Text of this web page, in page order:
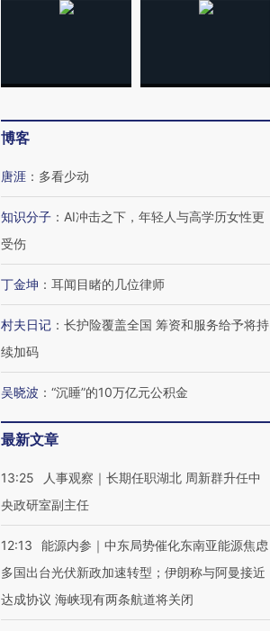
博客
唐涯 ： 多看少动
知识分子 ： AI冲击之下，年轻人与高学历女性更
受伤
丁金坤 ： 耳闻目睹的几位律师
村夫日记 ： 长护险覆盖全国 筹资和服务给予将持
续加码
吴晓波 ： “沉睡”的10万亿元公积金
最新文章
13:25
人事观察｜长期任职湖北 周新群升任中
央政研室副主任
12:13
能源内参｜中东局势催化东南亚能源焦虑
多国出台光伏新政加速转型；伊朗称与阿曼接近
达成协议 海峡现有两条航道将关闭